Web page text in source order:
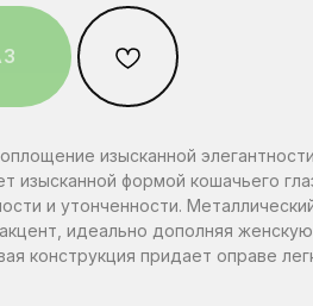
соглашаетесьс политикой
конфиденциальности.
изысканной
изысканной формой кошачьего
и утонченности.
идеально дополняя женскую
конструкция придает оправе
соглашаетесьс политикой
конфиденциальности.
соглашаетесьс политикой
конфиденциальности.